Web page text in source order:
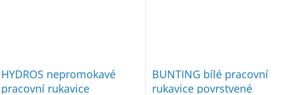
HYDROS nepromokavé
pracovní rukavice
BUNTING bílé pracovní
rukavice povrstvené